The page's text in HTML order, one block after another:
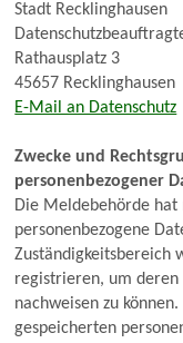
Stadt Recklinghausen
Rathausplatz 3
45657 Recklinghausen
E-Mail an Datenschutz
Zwecke und
personenbezogener
Die Meldebehörde hat
personenbezogene
Zuständigkeitsbereich
registrieren, um deren
nachweisen zu
gespeicherten